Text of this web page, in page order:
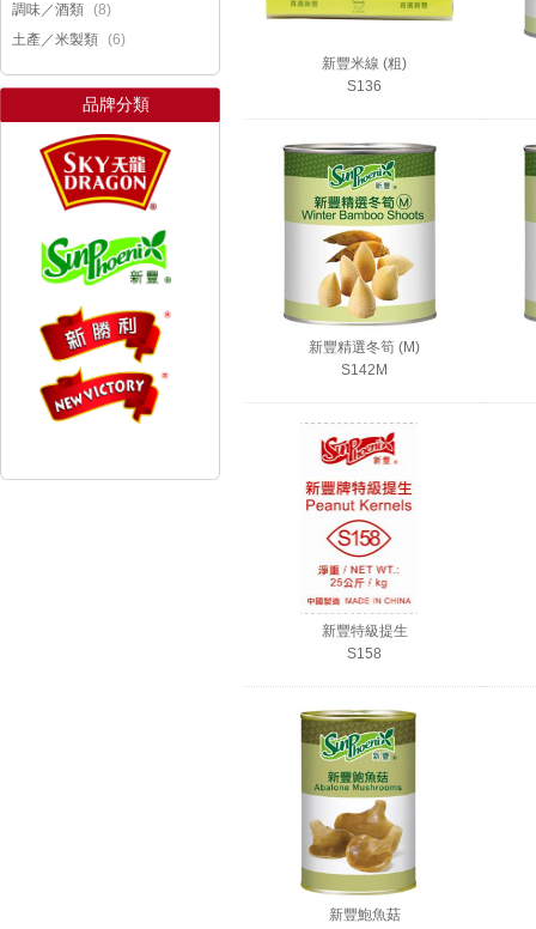
調味／酒類 (8)
土產／米製類 (6)
品牌分類
新豐米線 (粗)
S136
新豐精選冬筍 (M)
S142M
新豐特級提生
S158
新豐鮑魚菇